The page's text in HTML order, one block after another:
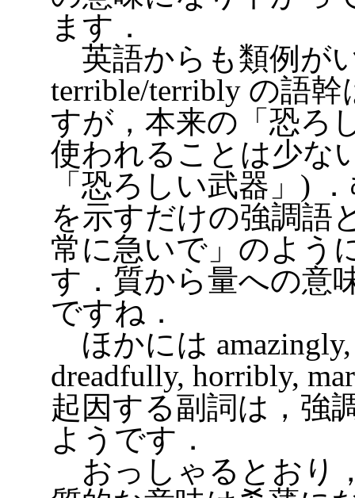
ます．
英語からも類例が
terrible/terribly の語
すが，本来の「恐ろ
使われることは少な
「恐ろしい武器」)
を示すだけの強調語
常に急いで」のよう
す．質から量への意
ですね．
ほかには amazingly,
dreadfully, horribly,
起因する副詞は，強
ようです．
おっしゃるとおり